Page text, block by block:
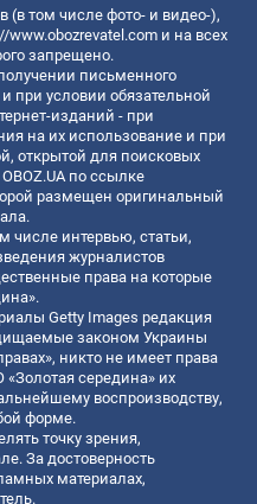
том числе фото- и видео-),
www.obozrevatel.com и на всех
запрещено.
письменного
при условии обязательной
изданий - при
на их использование и при
открытой для поисковых
по ссылке
размещен оригинальный
числе интервью, статьи,
журналистов
права на которые
Getty Images редакция
законом Украины
никто не имеет права
середина» их
воспроизводству,
форме.
точку зрения,
За достоверность
материалах,